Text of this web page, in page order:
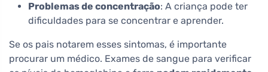
Problemas de concentração: A criança pode ter
dificuldades para se concentrar e aprender.
Se os pais notarem esses sintomas, é importante
procurar um médico. Exames de sangue para verificar